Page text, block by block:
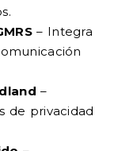
– Integra
–
de privacidad